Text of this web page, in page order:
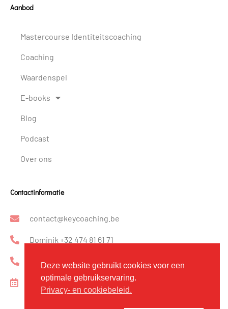
Aanbod
Mastercourse Identiteitscoaching
Coaching
Waardenspel
E-books
Blog
Podcast
Over ons
Contactinformatie
contact@keycoaching.be
Dominik +32 474 81 61 71
Katrin +32 475 23 33 81
Kennismakingsgesprek inplannen
Deze website gebruikt cookies voor een
optimale gebruikservaring.
Privacy- en cookiebeleid.